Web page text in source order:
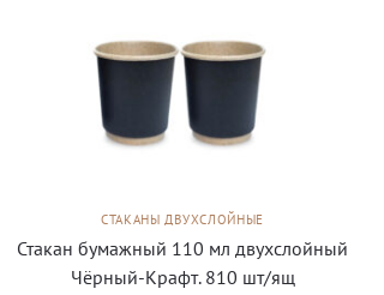
СТАКАНЫ ДВУХСЛОЙНЫЕ
Стакан бумажный 110 мл двухслойный
Чёрный-Крафт. 810 шт/ящ